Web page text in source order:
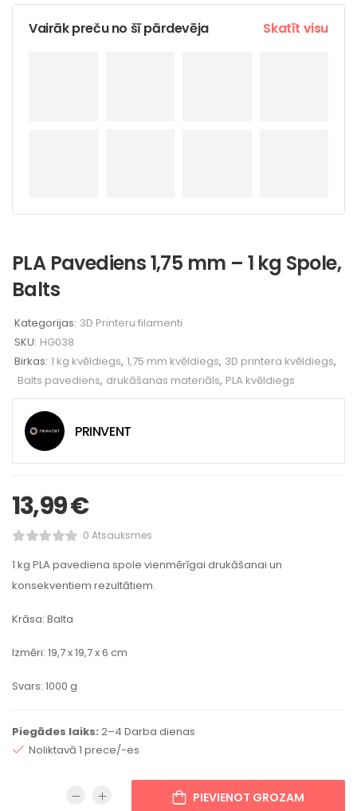
Vairāk preču no šī pārdevēja Skatīt visu
PLA Pavediens 1,75 mm – 1 kg Spole,
Balts
Kategorijas: 3D Printeru filamenti
SKU: HG038
Birkas: 1 kg kvēldiegs, 1,75 mm kvēldiegs, 3D printera kvēldiegs,
Balts pavediens, drukāšanas materiāls, PLA kvēldiegs
PRINVENT
13,99€
0 Atsauksmes
1 kg PLA pavediena spole vienmērīgai drukāšanai un
konsekventiem rezultātiem.
Krāsa: Balta
Izmēri: 19,7 x 19,7 x 6 cm
Svars: 1000 g
Piegādes laiks: 2–4 Darba dienas
Noliktavā 1 prece/-es
PIEVIENOT GROZAM